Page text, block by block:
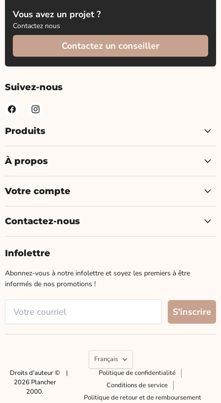
Vous avez un projet ?
Contactez nous
Contactez un conseiller
Suivez-nous
Produits
À propos
Votre compte
Contactez-nous
Infolettre
Abonnez-vous à notre infolettre et soyez les premiers à être
informés de nos promotions !
Langue
Français
Droits d'auteur ©
2026 Plancher
2000.
|
Politique de confidentialité
Conditions de service
Politique de retour et de remboursement